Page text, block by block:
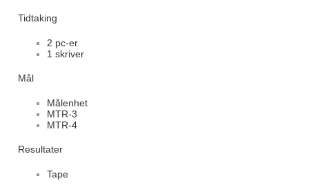
Tidtaking
2 pc-er
1 skriver
Mål
Målenhet
MTR-3
MTR-4
Resultater
Tape